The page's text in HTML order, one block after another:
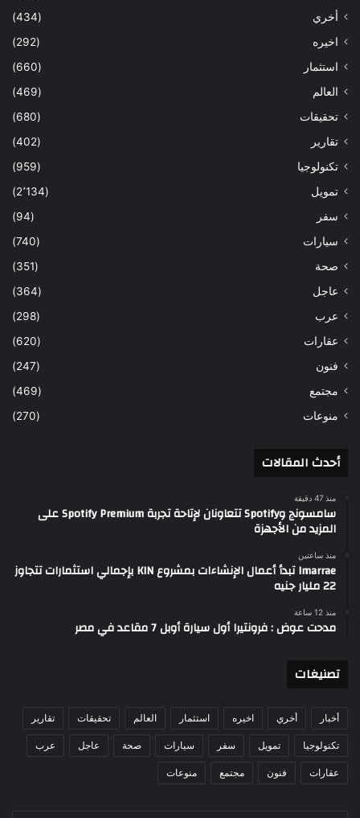
أخري
(434)
اخيره
(292)
استثمار
(660)
العالم
(469)
تحقيقات
(680)
تقارير
(402)
تكنولوجيا
(959)
تمويل
(2٬134)
سفر
(94)
سيارات
(740)
صحة
(351)
عاجل
(364)
عرب
(298)
عقارات
(620)
فنون
(247)
مجتمع
(469)
منوعات
(270)
أحدث المقالات
منذ 47 دقيقة
سامسونج وSpotify تتعاونان لإتاحة تجربة Spotify Premium على
المزيد من الأجهزة
منذ ساعتين
Imarrae تبدأ أعمال الإنشاءات بمشروع KIN بإجمالي استثمارات تتجاوز
22 مليار جنيه
منذ 12 ساعة
مدحت عوض : فرونتيرا أول سيارة أوبل 7 مقاعد في مصر
تصنيغات
أخبار أخري اخيره استثمار العالم تحقيقات تقارير
تكنولوجيا تمويل سفر سيارات صحة عاجل عرب
عقارات فنون مجتمع منوعات